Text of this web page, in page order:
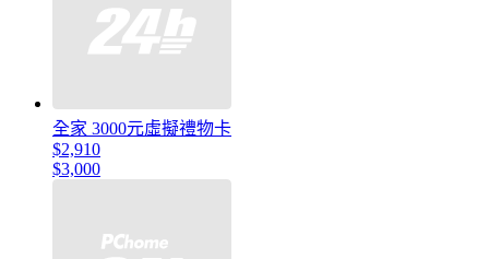
全家 3000元虛擬禮物卡
$2,910
$3,000